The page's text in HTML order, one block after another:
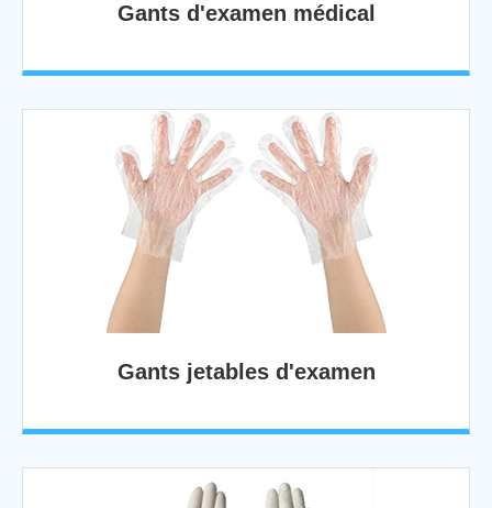
Gants d'examen médical
Gants jetables d'examen